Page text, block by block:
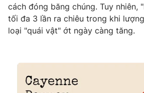
Liên hệ tòa soạn English
THỜI BÁO VTV
cách đóng băng chúng. Tuy nhiên,
tối đa 3 lần ra chiêu trong khi
loại "quái vật" ớt ngày càng tăng.